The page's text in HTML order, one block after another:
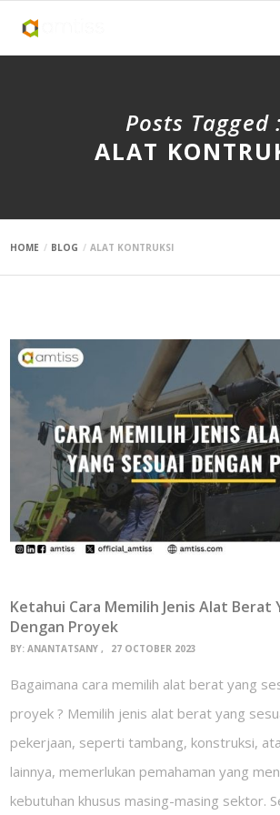
Posts Tagged :
ALAT
HOME BLOG ALAT KONTRUKSI
Ketahui Cara Memilih Jenis Alat Berat
Dengan Proyek
BY:ANANTATSANY 27 OCTOBER 2023
Bagaimana cara memilih alat berat yang
proyek ? Memilih jenis alat berat yang
pekerjaan, seperti tambang, konstruksi,
lainnya, memerlukan pemahaman yang
kebutuhan khusus masing-masing sektor.